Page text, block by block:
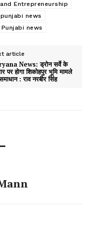
Entrepreneurship
news
Punjabi news
article
News: ड्रोन सर्वे के
पर होगा शिकोहपुर भूमि मामले
: राव नरबीर सिंह